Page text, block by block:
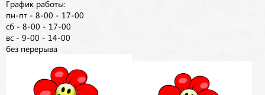
График работы:
пн-пт - 8-00 - 17-00
сб - 8-00 - 17-00
вс - 9-00 - 14-00
без перерыва